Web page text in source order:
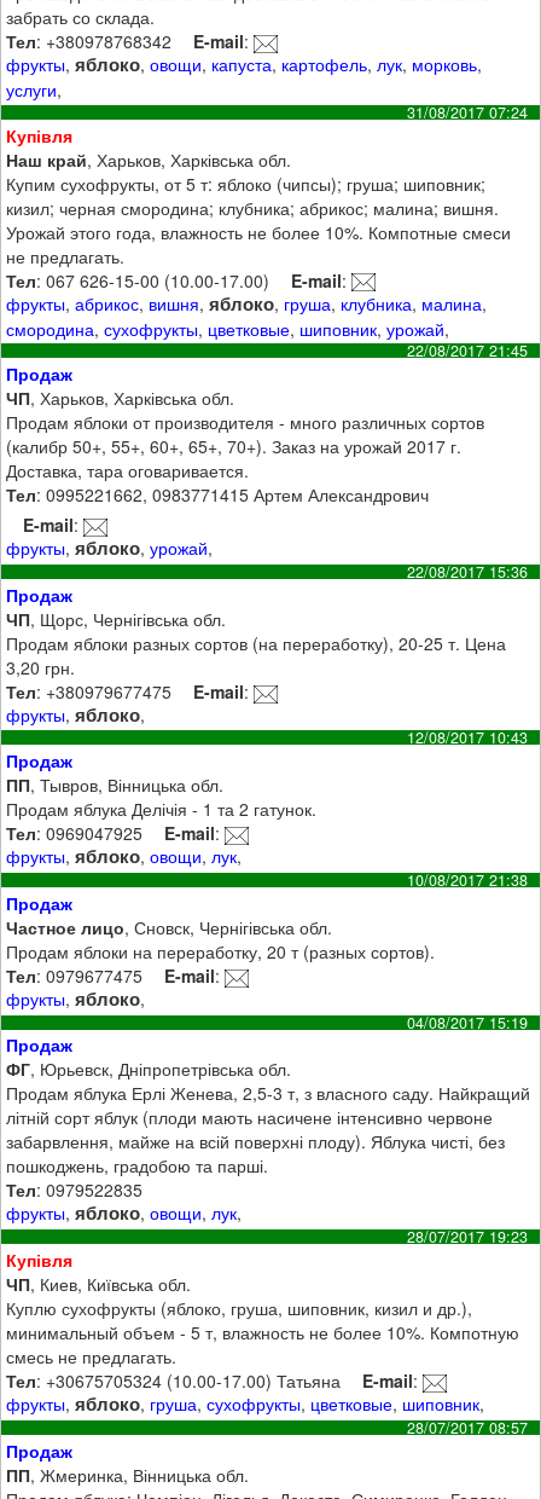
забрать со склада.
Тел: +380978768342 E-mail:
фрукты,яблоко,овощи, капуста, картофель, лук, морковь,
услуги,
31/08/2017 07:24
Купівля
Наш край, Харьков, Харківська обл.
Купим сухофрукты, от 5 т: яблоко (чипсы); груша; шиповник;
кизил; черная смородина; клубника; абрикос; малина; вишня.
Урожай этого года, влажность не более 10%. Компотные смеси
не предлагать.
Тел: 067 626-15-00 (10.00-17.00) E-mail:
фрукты,абрикос, вишня,яблоко, груша, клубника, малина,
смородина,сухофрукты, цветковые, шиповник,урожай,
22/08/2017 21:45
Продаж
ЧП, Харьков, Харківська обл.
Продам яблоки от производителя - много различных сортов
(калибр 50+, 55+, 60+, 65+, 70+). Заказ на урожай 2017 г.
Доставка, тара оговаривается.
Тел: 0995221662, 0983771415 Артем Александрович
E-mail:
фрукты,яблоко,урожай,
22/08/2017 15:36
Продаж
ЧП, Щорс, Чернігівська обл.
Продам яблоки разных сортов (на переработку), 20-25 т. Цена
3,20 грн.
Тел: +380979677475 E-mail:
фрукты,яблоко,
12/08/2017 10:43
Продаж
ПП, Тывров, Вінницька обл.
Продам яблука Делічія - 1 та 2 гатунок.
Тел: 0969047925 E-mail:
фрукты,яблоко,овощи,лук,
10/08/2017 21:38
Продаж
Частное лицо, Сновск, Чернігівська обл.
Продам яблоки на переработку, 20 т (разных сортов).
Тел: 0979677475 E-mail:
фрукты,яблоко,
04/08/2017 15:19
Продаж
ФГ, Юрьевск, Дніпропетрівська обл.
Продам яблука Ерлі Женева, 2,5-3 т, з власного саду. Найкращий
літній сорт яблук (плоди мають насичене інтенсивно червоне
забарвлення, майже на всій поверхні плоду). Яблука чисті, без
пошкоджень, градобою та парші.
Тел: 0979522835
фрукты,яблоко,овощи,лук,
28/07/2017 19:23
Купівля
ЧП, Киев, Київська обл.
Куплю сухофрукты (яблоко, груша, шиповник, кизил и др.),
минимальный объем - 5 т, влажность не более 10%. Компотную
смесь не предлагать.
Тел: +30675705324 (10.00-17.00) Татьяна E-mail:
фрукты,яблоко, груша,сухофрукты, цветковые, шиповник,
28/07/2017 08:57
Продаж
ПП, Жмеринка, Вінницька обл.